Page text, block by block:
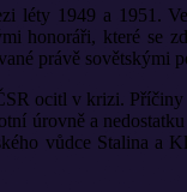
léty 1949 a 1951.
honoráři, které se
právě sovětskými
ocitl v krizi.
a
vůdce Stalina a